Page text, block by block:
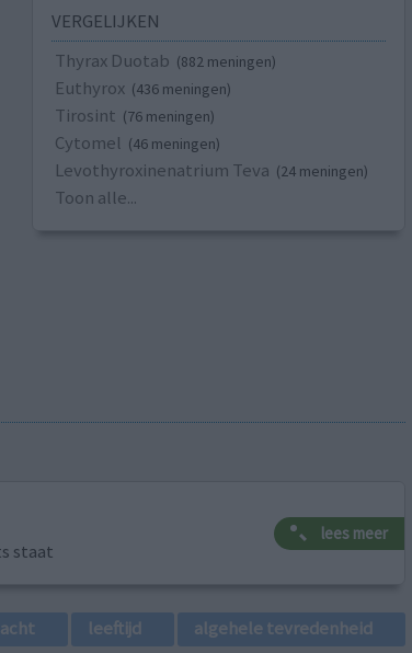
VERGELIJKEN
Thyrax Duotab (882 meningen)
Euthyrox (436 meningen)
Tirosint (76 meningen)
Cytomel (46 meningen)
Levothyroxinenatrium Teva (24 meningen)
Toon alle...
staat
lees meer
leeftijd algehele tevredenheid